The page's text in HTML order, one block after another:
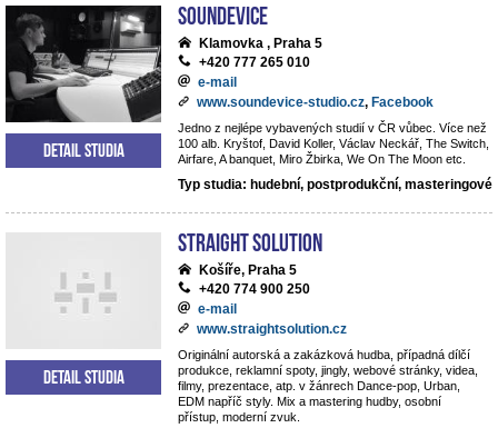
Soundevice
Klamovka , Praha 5
+420 777 265 010
e-mail
www.soundevice-studio.cz, Facebook
Jedno z nejlépe vybavených studií v ČR vůbec. Více než
100 alb. Kryštof, David Koller, Václav Neckář, The Switch,
Airfare, A banquet, Miro Žbirka, We On The Moon etc.
Typ studia: hudební, postprodukční, masteringové
Detail studia
Straight Solution
Košíře, Praha 5
+420 774 900 250
e-mail
www.straightsolution.cz
Originální autorská a zakázková hudba, případná dílčí
produkce, reklamní spoty, jingly, webové stránky, videa,
filmy, prezentace, atp. v žánrech Dance-pop, Urban,
EDM napříč styly. Mix a mastering hudby, osobní
přístup, moderní zvuk.
Detail studia